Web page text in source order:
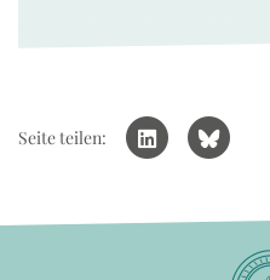
Seite teilen: